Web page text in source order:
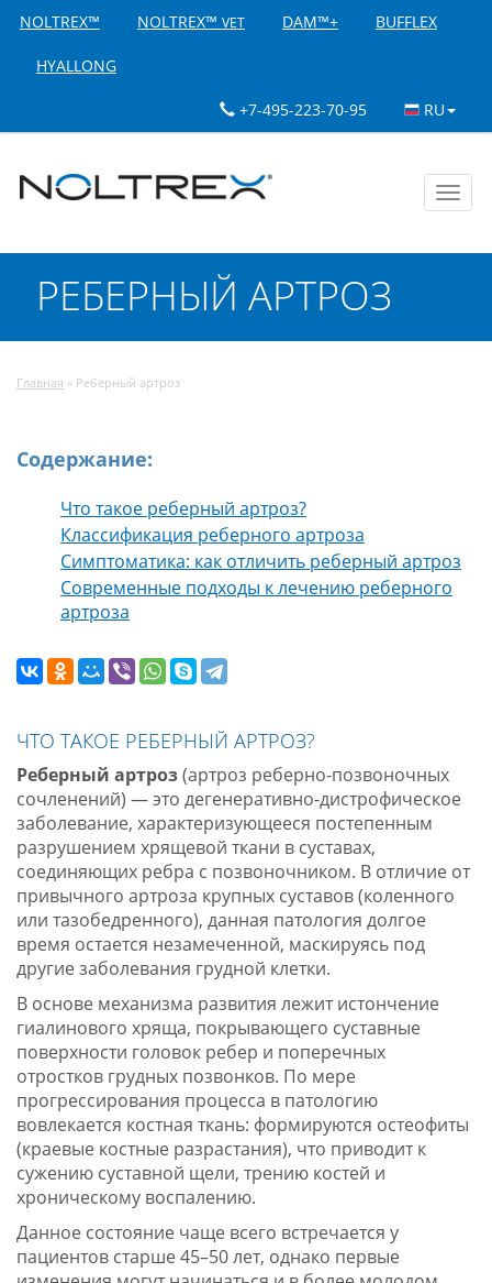
NOLTREX™ NOLTREX™ VET DAM™+ BUFFLEX
HYALLONG
+7-495-223-70-95 RU
РЕБЕРНЫЙ АРТРОЗ
Главная » Реберный артроз
Содержание:
Что такое реберный артроз?
Классификация реберного артроза
Симптоматика: как отличить реберный артроз
Современные подходы к лечению реберного
артроза
ЧТО ТАКОЕ РЕБЕРНЫЙ АРТРОЗ?
Реберный артроз(артроз реберно-позвоночных
сочленений) — это дегенеративно-дистрофическое
заболевание, характеризующееся постепенным
разрушением хрящевой ткани в суставах,
соединяющих ребра с позвоночником. В отличие от
привычного артроза крупных суставов (коленного
или тазобедренного), данная патология долгое
время остается незамеченной, маскируясь под
другие заболевания грудной клетки.
В основе механизма развития лежит истончение
гиалинового хряща, покрывающего суставные
поверхности головок ребер и поперечных
отростков грудных позвонков. По мере
прогрессирования процесса в патологию
вовлекается костная ткань: формируются остеофиты
(краевые костные разрастания), что приводит к
сужению суставной щели, трению костей и
хроническому воспалению.
Данное состояние чаще всего встречается у
пациентов старше 45–50 лет, однако первые